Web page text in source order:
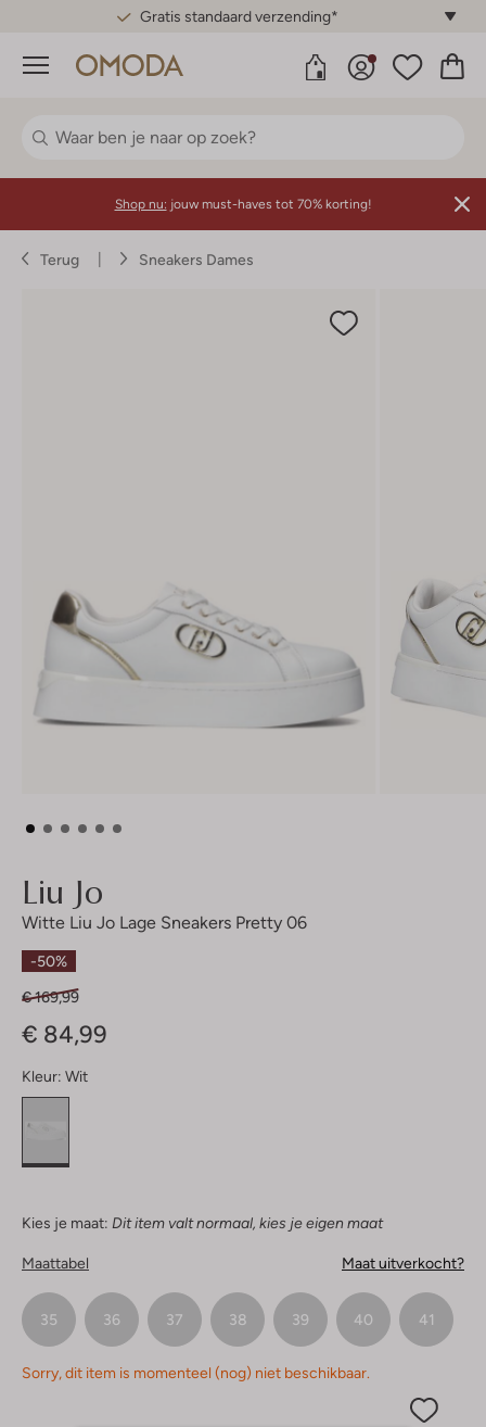
Gratis standaard verzending*
Menu
Shop nu: jouw must-haves tot 70% korting!
Terug Sneakers Dames
Liu Jo
Witte Liu Jo Lage Sneakers Pretty 06
-50%
€ 169,99
€ 84,99
Kleur: Wit
Kies je maat: Dit item valt normaal, kies je eigen maat
Maattabel Maat uitverkocht?
35 36 37 38 39 40 41
Sorry, dit item is momenteel (nog) niet beschikbaar.